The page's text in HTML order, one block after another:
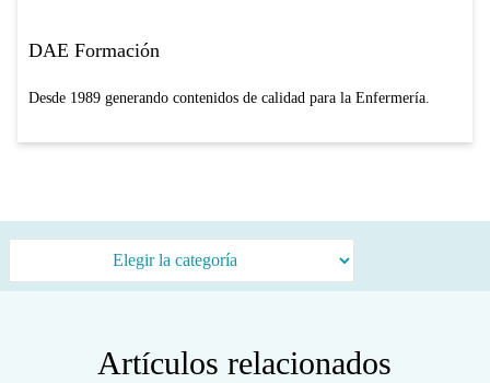
DAE Formación
Desde 1989 generando contenidos de calidad para la Enfermería.
Artículos relacionados